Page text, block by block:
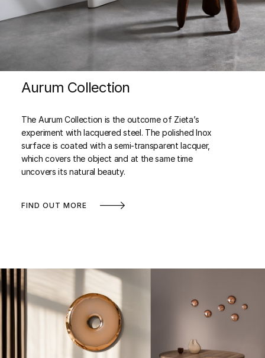
Aurum Collection
The Aurum Collection is the outcome of Zieta’s
experiment with lacquered steel. The polished Inox
surface is coated with a semi-transparent lacquer,
which covers the object and at the same time
uncovers its natural beauty.
FIND OUT MORE